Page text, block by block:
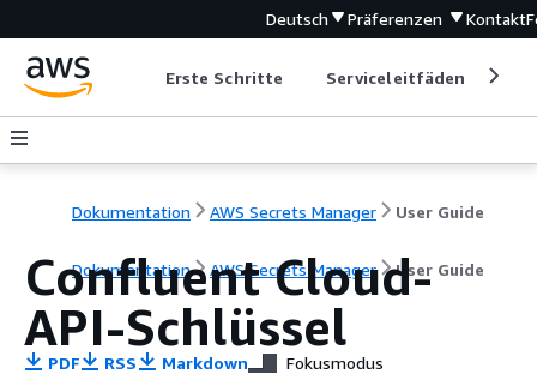
Deutsch Präferenzen Kontakt
Erste Schritte Serviceleitfäden
Dokumentation AWS Secrets Manager User Guide
Dokumentation AWS Secrets Manager User Guide
Confluent Cloud-
API-Schlüssel
PDF RSS Markdown Fokusmodus